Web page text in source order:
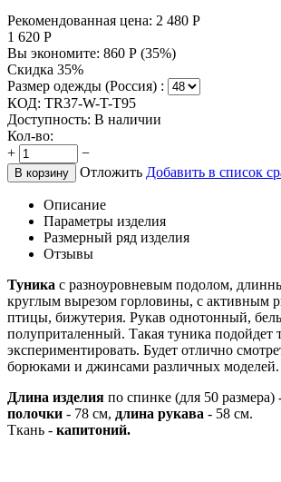
Рекомендованная цена: 2 480 Р
1 620 Р
Вы экономите: 860 Р (35%)
Скидка 35%
Размер одежды (Россия) :
КОД: TR37-W-T-T95
Доступность: В наличии
Кол-во:
+
−
В корзину Отложить Добавить в список
Описание
Параметры изделия
Размерный ряд изделия
Отзывы
Туника с разноуровневым подолом,
круглым вырезом горловины, с активным
птицы, бижутерия. Рукав однотонный,
полуприталенный. Такая туника подойдет
экспериментировать. Будет отлично
борюками и джинсами различных моделей.
Длина изделия по спинке (для 50 размера)
полочки - 78 см, длина рукава - 58 см.
Ткань - капитоний.